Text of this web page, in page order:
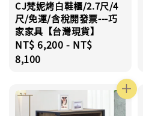
CJ梵妮烤白鞋櫃/2.7尺/4
尺/免運/含稅開發票---巧
家家具【台灣現貨】
Regular
price
NT$ 6,200 - NT$
8,100